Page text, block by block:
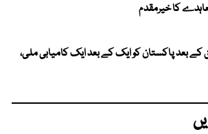
کا خیرمقدم
کے بعد پاکستان کو ایک کے بعد ایک کامیابی ملی،